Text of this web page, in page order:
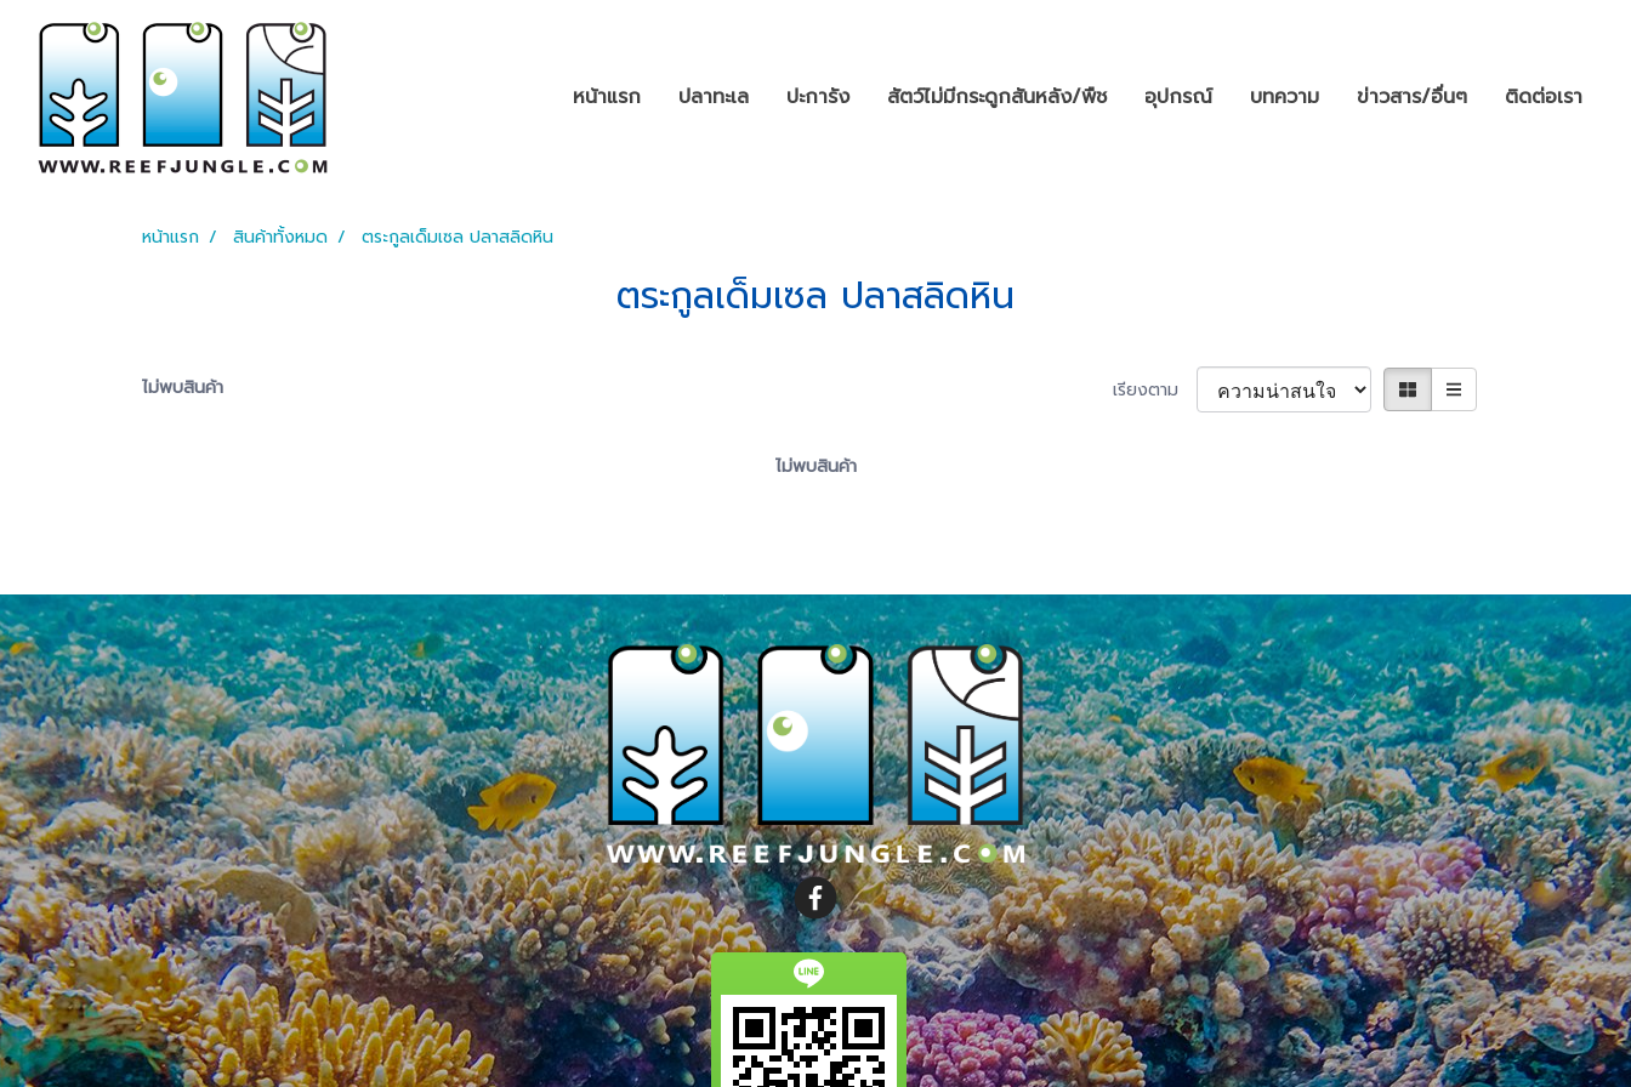
หน้าแรก ปลาทะเล ปะการัง สัตว์ไม่มีกระดูกสันหลัง/พืช อุปกรณ์ บทความ ข่าวสาร/อื่นๆ ติดต่อเรา
หน้าแรก สินค้าทั้งหมด ตระกูลเด็มเซล ปลาสลิดหิน
ตระกูลเด็มเซล ปลาสลิดหิน
ไม่พบสินค้า เรียงตาม
ไม่พบสินค้า